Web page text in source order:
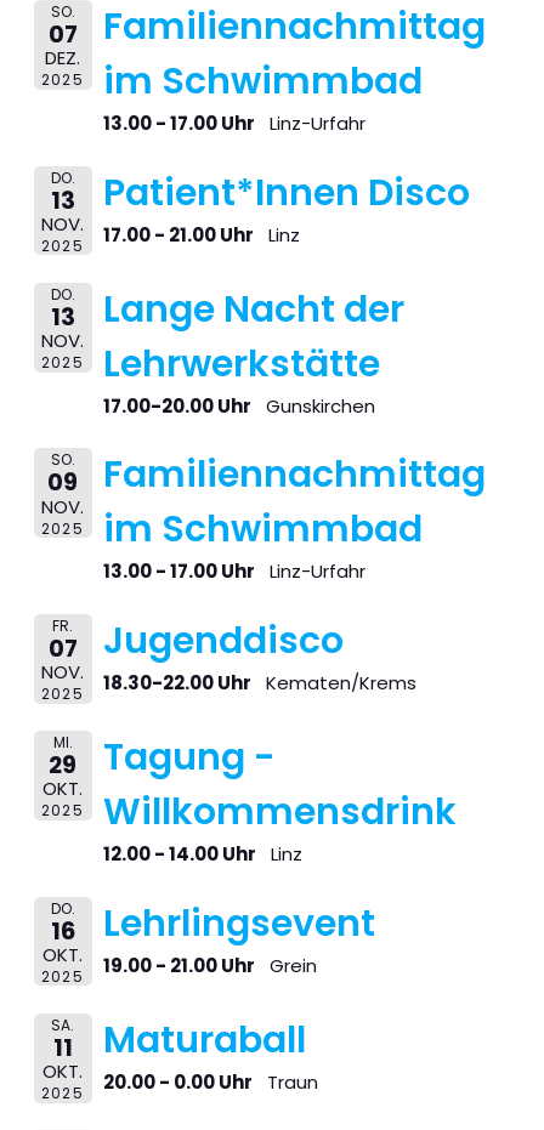
SO.
07
DEZ.
2025
Familiennachmittag
im Schwimmbad
13.00 - 17.00 Uhr Linz-Urfahr
DO.
13
NOV.
2025
Patient*Innen Disco
17.00 - 21.00 Uhr Linz
DO.
13
NOV.
2025
Lange Nacht der
Lehrwerkstätte
17.00-20.00 Uhr Gunskirchen
SO.
09
NOV.
2025
Familiennachmittag
im Schwimmbad
13.00 - 17.00 Uhr Linz-Urfahr
FR.
07
NOV.
2025
Jugenddisco
18.30-22.00 Uhr Kematen/Krems
MI.
29
OKT.
2025
Tagung -
Willkommensdrink
12.00 - 14.00 Uhr Linz
DO.
16
OKT.
2025
Lehrlingsevent
19.00 - 21.00 Uhr Grein
SA.
11
OKT.
2025
Maturaball
20.00 - 0.00 Uhr Traun